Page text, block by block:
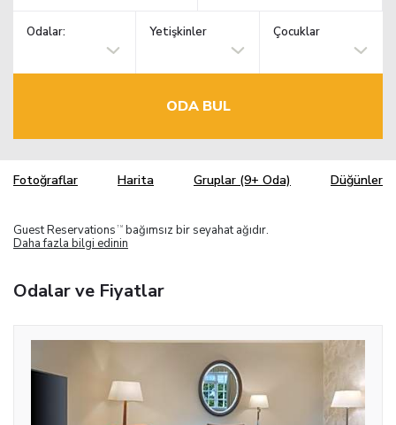
Odalar: Yetişkinler Çocuklar
ODA BUL
Fotoğraflar Harita Gruplar (9+ Oda) Düğünler
Guest Reservations TM bağımsız bir seyahat ağıdır.
Daha fazla bilgi edinin
Odalar ve Fiyatlar